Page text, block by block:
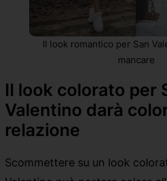
Il look romantico per San
mancare
Il look colorato per
Valentino darà
relazione
Scommettere su un look